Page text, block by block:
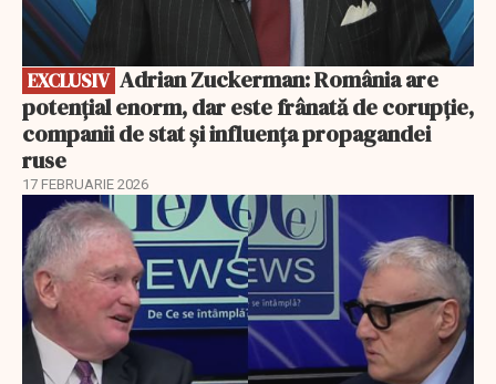
EXCLUSIV
potențial enorm, dar este frânată de corupție,
companii de stat și influența propagandei
ruse
17 FEBRUARIE 2026
EXCLUSIV